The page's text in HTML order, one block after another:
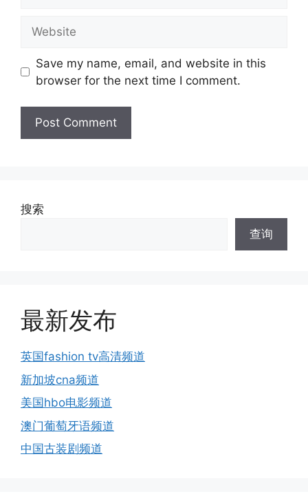
Save my name, email, and website in this
browser for the next time I comment.
搜索
查询
最新发布
英国fashion tv高清频道
新加坡cna频道
美国hbo电影频道
澳门葡萄牙语频道
中国古装剧频道